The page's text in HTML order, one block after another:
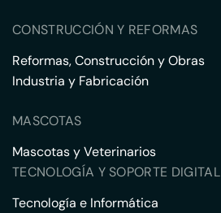
CONSTRUCCIÓN Y REFORMAS
Reformas, Construcción y Obras
Industria y Fabricación
MASCOTAS
Mascotas y Veterinarios
TECNOLOGÍA Y SOPORTE DIGITAL
Tecnología e Informática